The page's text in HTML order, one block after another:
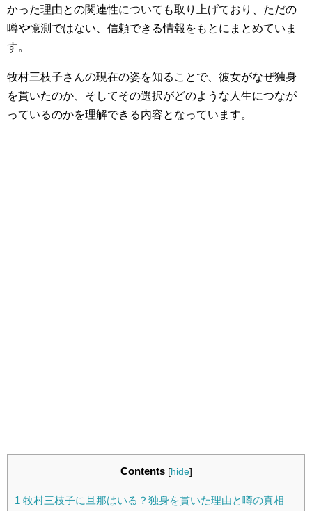
かった理由との関連性についても取り上げており、ただの
噂や憶測ではない、信頼できる情報をもとにまとめていま
す。
牧村三枝子さんの現在の姿を知ることで、彼女がなぜ独身
を貫いたのか、そしてその選択がどのような人生につなが
っているのかを理解できる内容となっています。
Contents [hide]
1 牧村三枝子に旦那はいる？独身を貫いた理由と噂の真相